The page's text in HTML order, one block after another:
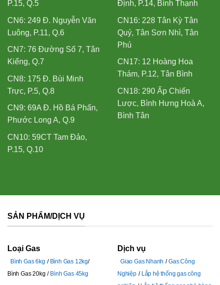
P.15, Q.5
CN6: 249 Đ. Nguyễn Văn
Luông, P.11, Q.6
CN7: 76 Đường Số 7, Tân
Kiểng, Q.7
CN8: 175 Đ. Bùi Minh
Trực, P.5, Q.8
CN9: 69A Đ. Hồ Bá Phấn,
Phước Long A, Q.9
CN10: 59CT Tam Đảo,
P.15, Q.10
Định, P.14, Bình Thạnh
CN16: 228 Tân Kỳ Tân
Quý, Tân Sơn Nhì, Tân
Phú
CN17: 12 Hoàng Hoa
Thám, P.12, Tân Bình
CN18: 290 Ấp Chiến
Lược, Bình Hưng Hoà A,
Bình Tân
SẢN PHẨM/DỊCH VỤ
Loại Gas
Bình Gas 6kg
Bình Gas 12kg
Bình Gas 20kg
Bình Gas 45kg
Dịch vụ
Giao Gas Nhanh
Gas Công
Nghiệp
Lắp hệ thống gas công